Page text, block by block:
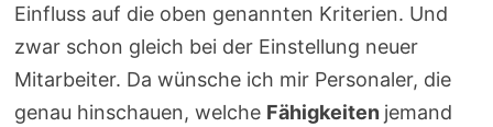
Einfluss auf die oben genannten Kriterien. Und
zwar schon gleich bei der Einstellung neuer
Mitarbeiter. Da wünsche ich mir Personaler, die
genau hinschauen, welche Fähigkeiten jemand